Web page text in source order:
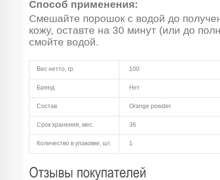
Способ применения:
Смешайте порошок с водой до
кожу, оставте на 30 минут (или до
смойте водой.
Вес нетто, гр. 100
Бренд Нет
Состав Orange powder.
Срок хранения, мес. 36
Количество в упаковке, шт. 1